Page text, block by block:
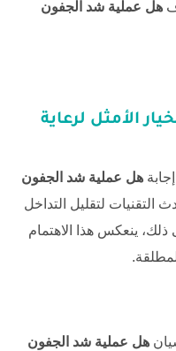
هل عملية شد الجفون
الأمثل لرعاية
هل عملية شد الجفون
التقنيات لتقليل التداخل
ينعكس هذا الاهتمام
هل عملية شد الجفون